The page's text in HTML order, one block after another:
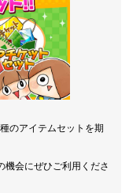
のアイテムセットを期
機会にぜひご利用くださ